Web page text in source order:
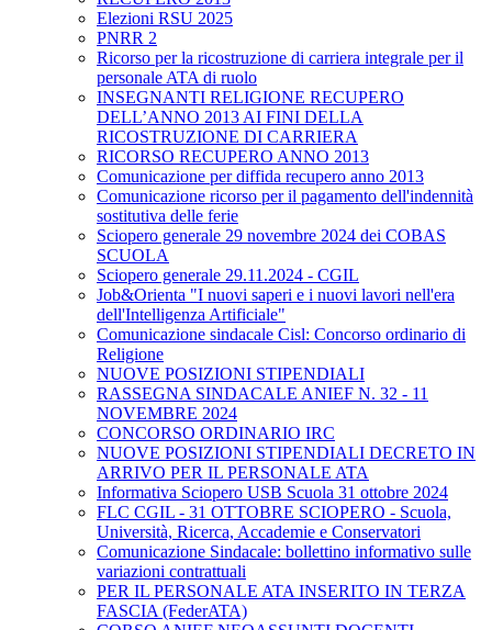
Elezioni RSU 2025
PNRR 2
Ricorso per la ricostruzione di carriera integrale per il
personale ATA di ruolo
INSEGNANTI RELIGIONE RECUPERO
DELL’ANNO 2013 AI FINI DELLA
RICOSTRUZIONE DI CARRIERA
RICORSO RECUPERO ANNO 2013
Comunicazione per diffida recupero anno 2013
Comunicazione ricorso per il pagamento dell'indennità
sostitutiva delle ferie
Sciopero generale 29 novembre 2024 dei COBAS
SCUOLA
Sciopero generale 29.11.2024 - CGIL
Job&Orienta "I nuovi saperi e i nuovi lavori nell'era
dell'Intelligenza Artificiale"
Comunicazione sindacale Cisl: Concorso ordinario di
Religione
NUOVE POSIZIONI STIPENDIALI
RASSEGNA SINDACALE ANIEF N. 32 - 11
NOVEMBRE 2024
CONCORSO ORDINARIO IRC
NUOVE POSIZIONI STIPENDIALI DECRETO IN
ARRIVO PER IL PERSONALE ATA
Informativa Sciopero USB Scuola 31 ottobre 2024
FLC CGIL - 31 OTTOBRE SCIOPERO - Scuola,
Università, Ricerca, Accademie e Conservatori
Comunicazione Sindacale: bollettino informativo sulle
variazioni contrattuali
PER IL PERSONALE ATA INSERITO IN TERZA
FASCIA (FederATA)